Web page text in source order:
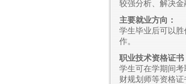
较强分析、解决金
主要就业方向：
学生毕业后可以
作。
职业技术资格证书
学生可在学期间
财规划师等资格证